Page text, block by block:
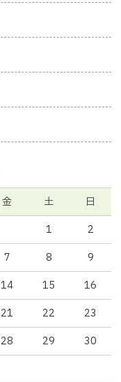
金 土
日
1
2
7 8
9
14 15
16
21 22
23
28 29
30